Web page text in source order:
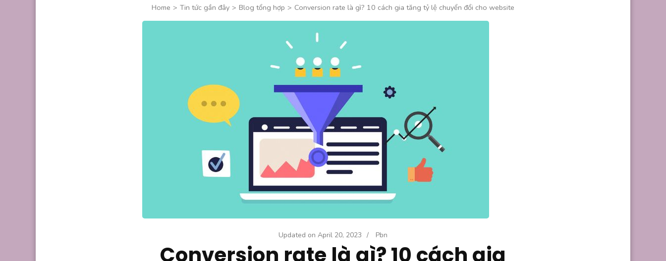
Home > Tin tức gần đây > Blog tổng hợp > Conversion rate là gì? 10 cách gia tăng tỷ lệ chuyển đổi cho website
Updated on April 20, 2023 / Pbn
Conversion rate là gì? 10 cách gia